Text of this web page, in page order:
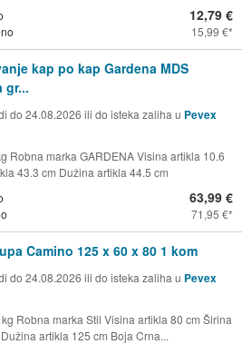
12,79 €
15,99 €
kap po kap Gardena MDS
gr...
do 24.08.2026 ili do isteka zaliha u Pevex
Robna marka GARDENA Visina artikla 10.6
43.3 cm Dužina artikla 44.5 cm
63,99 €
71,95 €
Camino 125 x 60 x 80 1 kom
do 24.08.2026 ili do isteka zaliha u Pevex
Robna marka Stil Visina artikla 80 cm Širina
artikla 125 cm Boja Crna...